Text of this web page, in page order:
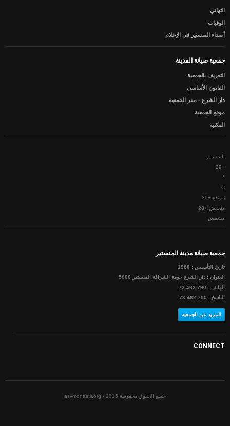
أعلام المنستير
ألبوم الصور
التهاني
الوفيات
أصداء المنستير في الإعلام
جمعية صيانة المدينة
التعريف بالجمعية
القانون الأساسي
دار الشرع - مقر الجمعية
موقع الجمعية
المكتبة
المنستير
+
29
°
C
مرتفع:+
30
منخفض:+
28
مشمس
جمعية صيانة مدينة المنستير
تاريخ التأسيس : 1988
العنوان : دار الشرع حومة الشراقة المنستير 5000
الهاتف : 790 462 73
الناسخ : 790 462 73
المزيد عن الجمعية
CONNECT
جميع الحقوق محفوظة asvmonastir.org - 2015